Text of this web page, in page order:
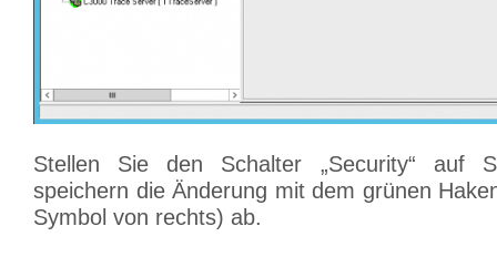
Stellen Sie den Schalter „Security“ auf
speichern die Änderung mit dem grünen
Symbol von rechts) ab.